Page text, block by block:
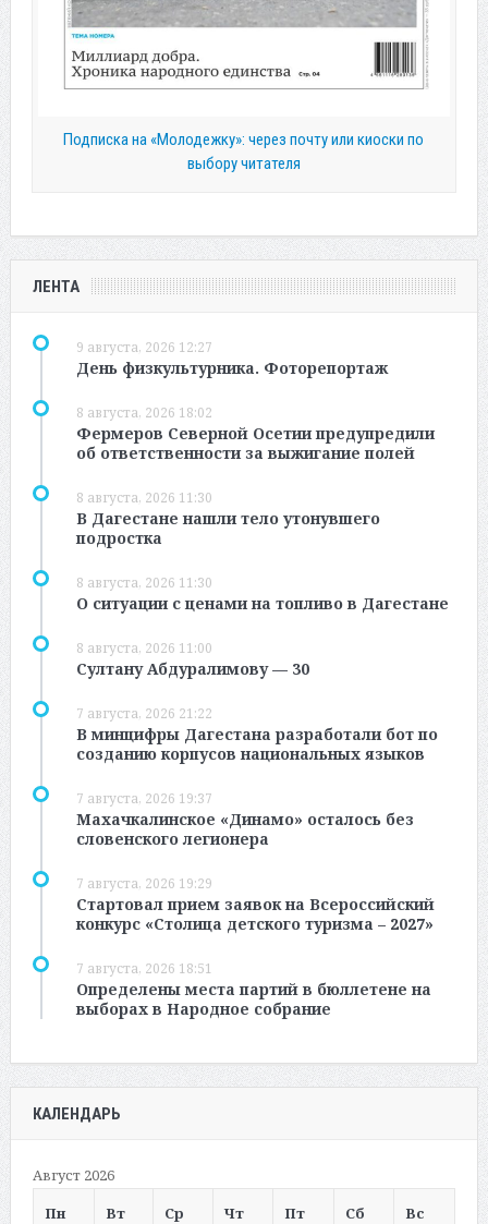
Подписка на «Молодежку»: через почту или киоски по
выбору читателя
ЛЕНТА
9 августа, 2026 12:27
День физкультурника. Фоторепортаж
8 августа, 2026 18:02
Фермеров Северной Осетии предупредили
об ответственности за выжигание полей
8 августа, 2026 11:30
В Дагестане нашли тело утонувшего
подростка
8 августа, 2026 11:30
О ситуации с ценами на топливо в Дагестане
8 августа, 2026 11:00
Султану Абдуралимову — 30
7 августа, 2026 21:22
В минцифры Дагестана разработали бот по
созданию корпусов национальных языков
7 августа, 2026 19:37
Махачкалинское «Динамо» осталось без
словенского легионера
7 августа, 2026 19:29
Стартовал прием заявок на Всероссийский
конкурс «Столица детского туризма – 2027»
7 августа, 2026 18:51
Определены места партий в бюллетене на
выборах в Народное собрание
КАЛЕНДАРЬ
Август 2026
Пн
Вт Ср Чт Пт Сб Вс